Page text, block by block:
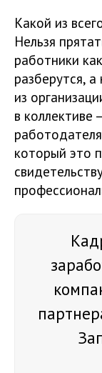
Какой из
Нельзя
работники
разберутся,
из
в коллективе
который это